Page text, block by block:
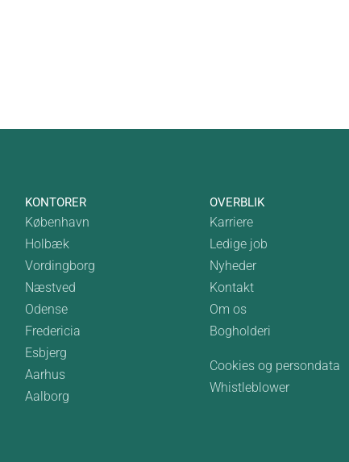
KONTORER
København
Holbæk
Vordingborg
Næstved
Odense
Fredericia
Esbjerg
Aarhus
Aalborg
OVERBLIK
Karriere
Ledige job
Nyheder
Kontakt
Om os
Bogholderi
Cookies og persondata
Whistleblower